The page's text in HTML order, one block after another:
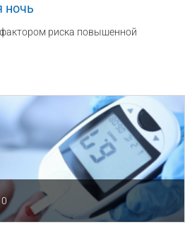
ночь
риска повышенной
0